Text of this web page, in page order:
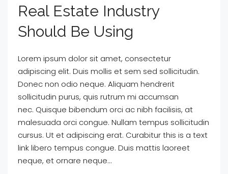
Real Estate Industry
Should Be Using
Lorem ipsum dolor sit amet, consectetur
adipiscing elit. Duis mollis et sem sed sollicitudin.
Donec non odio neque. Aliquam hendrerit
sollicitudin purus, quis rutrum mi accumsan
nec. Quisque bibendum orci ac nibh facilisis, at
malesuada orci congue. Nullam tempus sollicitudin
cursus. Ut et adipiscing erat. Curabitur this is a text
link libero tempus congue. Duis mattis laoreet
neque, et ornare neque...